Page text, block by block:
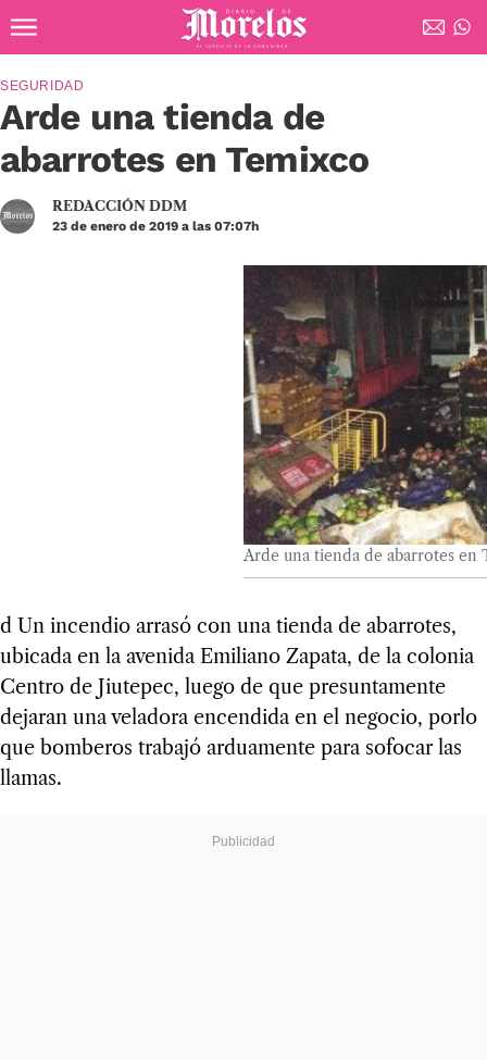
Diario de Morelos
Arde una tienda de
abarrotes en Temixco
SEGURIDAD
REDACCIÓN DDM
23 de enero de 2019 a las 07:07h
Arde una tienda de abarrotes en
d Un incendio arrasó con una tienda de abarrotes,
ubicada en la avenida Emiliano Zapata, de la colonia
Centro de Jiutepec, luego de que presuntamente
dejaran una veladora encendida en el negocio, porlo
que bomberos trabajó arduamente para sofocar las
llamas.